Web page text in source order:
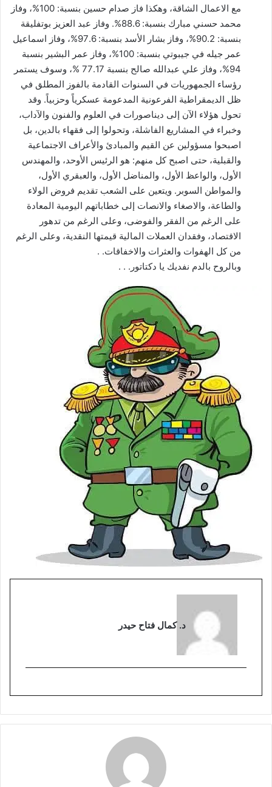
مع الاعمال الشاقة، وهكذا فاز صدام حسين بنسبة: 100%، وفاز
محمد حسني مبارك بنسبة: 88.6%. وفاز عبد العزيز بوتفليقة
بنسبة: 90.2%، وفاز بشار الأسد بنسبة: 97.6%، وفاز اسماعيل
عمر جيله في جيبوتي بنسبة: 100%، وفاز عمر البشير بنسبة
94%، وفاز علي عبدالله صالح بنسبة 77.17 %، وسوف يستمر
رؤساء الجمهوريات في السنوات القادمة بالفوز المطلق في
ظل الديمقراطية الفرعونية المدعومة عسكرياً وحزبياً. وقد
تحول هؤلاء الآن إلى ديناصورات في العلوم والفنون والآداب،
وخبراء في المشاريع الفاشلة، وتحولوا إلى فقهاء بالدين، بل
اصبحوا مسؤولين عن القيم والمبادئ والأعراف الاجتماعية
والقبلية، حتى اصبح كل منهم: هو الرئيس الأوحد، والمهندس
الأول، والواعظ الأول، والمناضل الأول، والعبقري الأول،
والمواطن السوبر. ويتعين على الشعب تقديم فروض الولاء
والطاعة، والاصغاء والانصات إلى خطاباتهم اليومية المعادة
على الرغم من الفقر والفوضى، وعلى الرغم من تدهور
الاقتصاد، وفقدان العملات المالية قيمتها النقدية، وعلى الرغم
من كل الهفوات والعثرات والاخفاقات. .
وبالروح بالدم نفديك يا دكتاتور. . .
د. كمال فتاح حيدر